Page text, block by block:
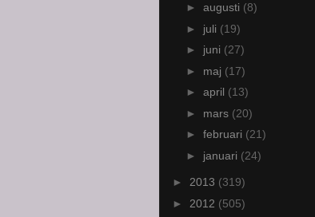
► augusti (8)
► juli (19)
► juni (27)
► maj (17)
► april (13)
► mars (20)
► februari (21)
► januari (24)
► 2013 (319)
► 2012 (505)